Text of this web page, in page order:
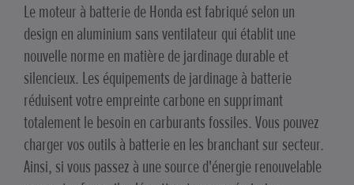
Le moteur à batterie de Honda est fabriqué selon un
design en aluminium sans ventilateur qui établit une
nouvelle norme en matière de jardinage durable et
silencieux. Les équipements de jardinage à batterie
réduisent votre empreinte carbone en supprimant
totalement le besoin en carburants fossiles. Vous pouvez
charger vos outils à batterie en les branchant sur secteur.
Ainsi, si vous passez à une source d'énergie renouvelable